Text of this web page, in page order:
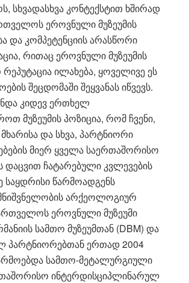
კონტექსტით ხშირად
ეროვნული მუზეუმის
და კომპეტენციის არასწორი
რითაც ეროვნული მუზეუმის
რეპუტაცია ილახება, ყოველივე ეს
შეცდომაში შეყვანას იწვევს.
კიდევ ერთხელ
მუზეუმის პოზიცია, რომ ჩვენი,
და სხვა, პარტნიორი
მიერ ყველა საერთაშორისო
დაცვით ჩატარებული კვლევების
საყდრისი წარმოადგენს
არქეოლოგიურ
ეროვნული მუზეუმი
სამთო მუზეუმთან (DBM) და
პარტნიორებთან ერთად 2004
სამთო-მეტალურგიული
ინტერდისციპლინარულ